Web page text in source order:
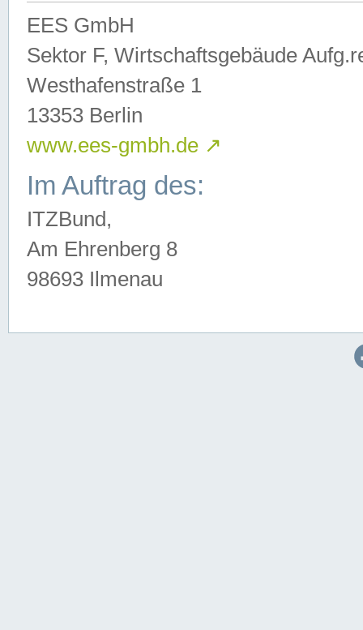
EES GmbH
Sektor F, Wirtschaftsgebäude
Westhafenstraße 1
13353 Berlin
www.ees-gmbh.de ↗
Im Auftrag des:
ITZBund,
Am Ehrenberg 8
98693 Ilmenau